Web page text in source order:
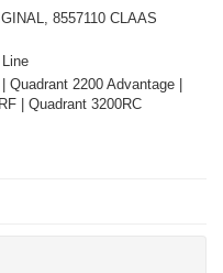
8557110 CLAAS
Quadrant 2200 Advantage |
| Quadrant 3200RC